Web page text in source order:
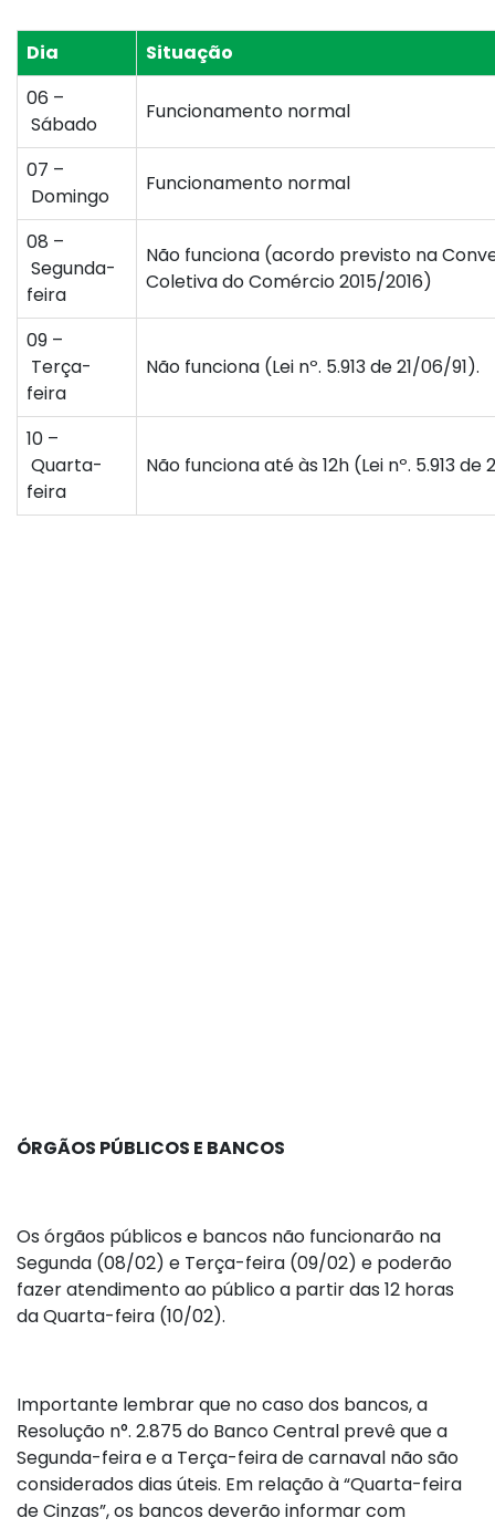
Dia
Situação
06 –
Sábado
Funcionamento normal
07 –
Domingo
Funcionamento normal
08 –
Segunda-
feira
Não funciona (acordo previsto na
Coletiva do Comércio 2015/2016)
09 –
Terça-
feira
Não funciona (Lei nº. 5.913 de 21/06/91).
10 –
Quarta-
feira
Não funciona até às 12h (Lei nº. 5.913 de
ÓRGÃOS PÚBLICOS E BANCOS
Os órgãos públicos e bancos não funcionarão na
Segunda (08/02) e Terça-feira (09/02) e poderão
fazer atendimento ao público a partir das 12 horas
da Quarta-feira (10/02).
Importante lembrar que no caso dos bancos, a
Resolução n°. 2.875 do Banco Central prevê que a
Segunda-feira e a Terça-feira de carnaval não são
considerados dias úteis. Em relação à “Quarta-feira
de Cinzas”, os bancos deverão informar com